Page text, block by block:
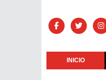
INICIO